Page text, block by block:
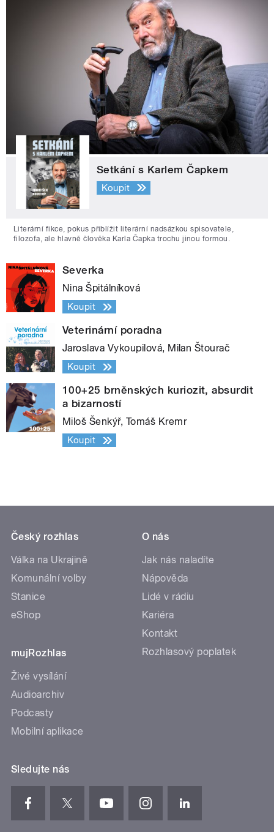
Setkání s Karlem Čapkem
Koupit
Literární fikce, pokus přiblížit literární nadsázkou spisovatele,
filozofa, ale hlavně člověka Karla Čapka trochu jinou formou.
Severka
Nina Špitálníková
Koupit
Veterinární poradna
Jaroslava Vykoupilová, Milan Štourač
Koupit
100+25 brněnských kuriozit, absurdit
a bizarností
Miloš Šenkýř, Tomáš Kremr
Koupit
Český rozhlas
Válka na Ukrajině
Komunální volby
Stanice
eShop
mujRozhlas
Živé vysílání
Audioarchiv
Podcasty
Mobilní aplikace
O nás
Jak nás naladíte
Nápověda
Lidé v rádiu
Kariéra
Kontakt
Rozhlasový poplatek
Sledujte nás